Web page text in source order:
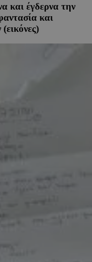
και έγδερνα την
και